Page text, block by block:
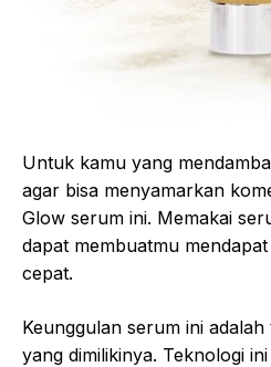
Untuk kamu yang
agar bisa menyamarkan
Glow serum ini. Memakai
dapat membuatmu
cepat.
Keunggulan serum ini
yang dimilikinya. Teknologi